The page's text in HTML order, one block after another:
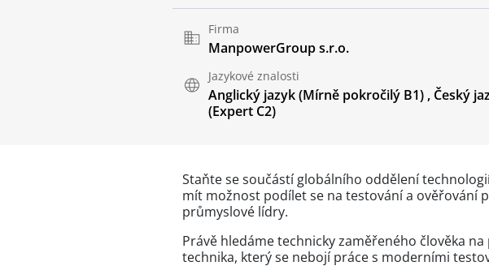
Firma
ManpowerGroup s.r.o.
Jazykové znalosti
Anglický jazyk(Mírně pokročilý B1) , Český
(Expert C2)
Staňte se součástí globálního oddělení
mít možnost podílet se na testování a ověřování
průmyslové lídry.
Právě hledáme technicky zaměřeného člověka
technika, který se nebojí práce s moderními